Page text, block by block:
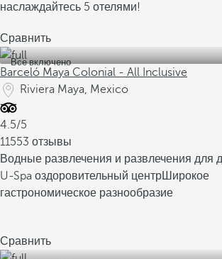
наслаждайтесь 5 отелями!
Сравнить
Все включено
Barceló Maya Colonial - All Inclusive
Riviera Maya, Mexico
4.5/5
11553 отзывы
Водные развлечения и развлечения для
U-Spa оздоровительный центрШирокое
гастрономическое разнообразие
Сравнить